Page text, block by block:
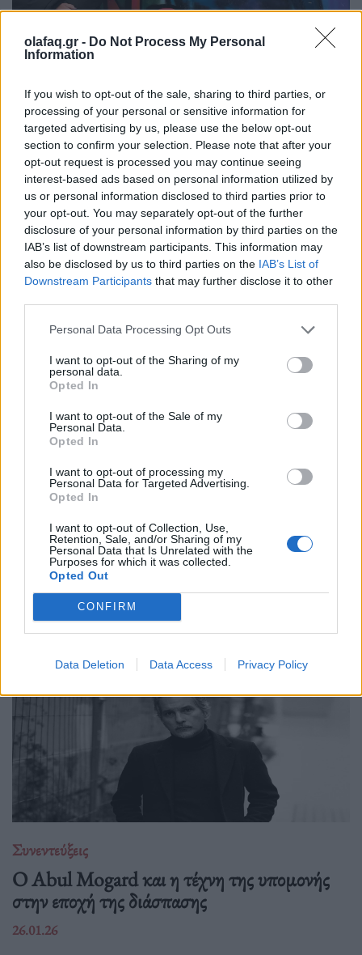
olafaq.gr - Do Not Process My Personal
Information
If you wish to opt-out of the sale, sharing to third parties, or
processing of your personal or sensitive information for
targeted advertising by us, please use the below opt-out
section to confirm your selection. Please note that after your
opt-out request is processed you may continue seeing
interest-based ads based on personal information utilized by
us or personal information disclosed to third parties prior to
your opt-out. You may separately opt-out of the further
disclosure of your personal information by third parties on the
IAB’s list of downstream participants. This information may
also be disclosed by us to third parties on the IAB’s List of
Downstream Participants that may further disclose it to other
Personal Data Processing Opt Outs
I want to opt-out of the Sharing of my
personal data.
Opted In
I want to opt-out of the Sale of my
Personal Data.
Opted In
I want to opt-out of processing my
Personal Data for Targeted Advertising.
Opted In
I want to opt-out of Collection, Use,
Retention, Sale, and/or Sharing of my
Personal Data that Is Unrelated with the
Purposes for which it was collected.
Opted Out
CONFIRM
Data Deletion Data Access Privacy Policy
Χίλντα Παπαδημητρίου: «Με ενδιαφέρει η
underground Αθήνα»
05.06.26
Η συγγραφέας συζητάει με τον Θανάση Μήνα για το νέο της
αστυνομικό μυθιστόρημα με τίτλο "Κομπολόι στο χώμα".
Συνεντεύξεις
Ο Γιώργος Αθανασίου, δύο μουσικοί, ένα
βουνό και η αναζήτηση της έμπνευσης
24.02.26
Στο υβριδικό φιλμ "Το Οτιδήποτε", ο Γιώργος Αθανασίου
μετατρέπει μια αυτοσχεδιαστική εκδρομή φίλων σε στοχασμό
πάνω στη δημιουργία, τη φύση και την ανθρώπινη αμηχανία.
Συνεντεύξεις
Ο Abul Mogard και η τέχνη της υπομονής
στην εποχή της διάσπασης
26.01.26